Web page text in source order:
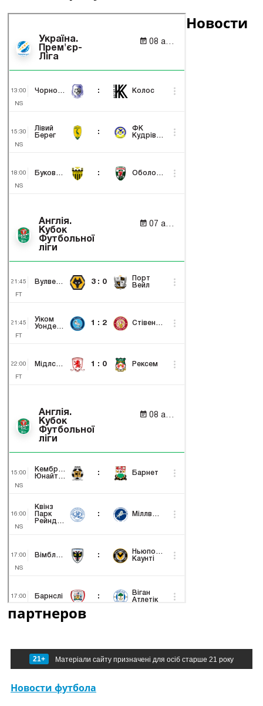
Новости
партнеров
21+ Матеріали сайту призначені для осіб старше 21 року
Новости футбола